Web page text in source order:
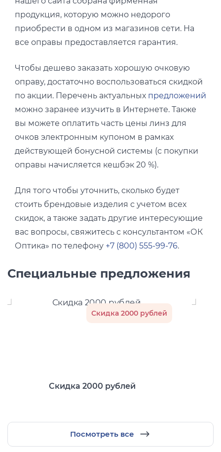
продукция, которую можно недорого
приобрести в одном из магазинов сети. На
все оправы предоставляется гарантия.
Чтобы дешево заказать хорошую очковую
оправу, достаточно воспользоваться скидкой
по акции. Перечень актуальных предложений
можно заранее изучить в Интернете. Также
вы можете оплатить часть цены линз для
очков электронным купоном в рамках
действующей бонусной системы (с покупки
оправы начисляется кешбэк 20 %).
Для того чтобы уточнить, сколько будет
стоить брендовые изделия с учетом всех
скидок, а также задать другие интересующие
вас вопросы, свяжитесь с консультантом «ОК
Оптика» по телефону +7 (800) 555-99-76.
Специальные предложения
Скидка 2000 рублей
Скидка 2000 рублей
Посмотреть все